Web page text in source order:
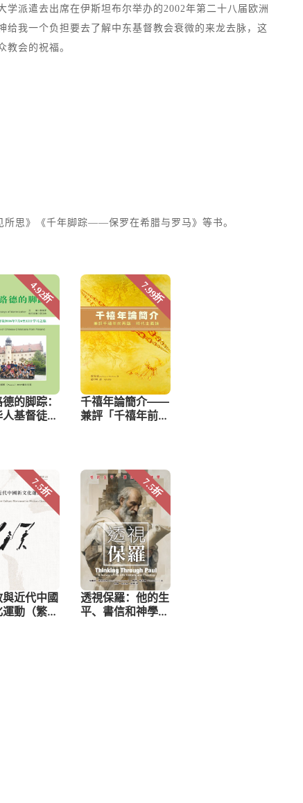
派遣去出席在伊斯坦布尔举办的2002年第二十八届欧洲
我一个负担要去了解中东基督教会衰微的来龙去脉，这
教会的祝福。
思》《千年脚踪——保罗在希腊与罗马》等书。